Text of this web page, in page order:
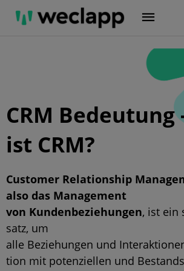
Zum
Inhalt
CRM Bedeutung
ist CRM?
Customer Relationship
also das Management
von Kundenbeziehungen, ist ein
satz, um
alle Beziehungen und
tion mit potenziellen und